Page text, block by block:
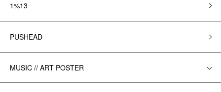
1%13
PUSHEAD
MUSIC // ART POSTER